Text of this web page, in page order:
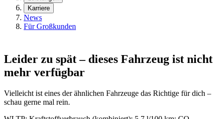
Karriere
News
Für Großkunden
Leider zu spät – dieses Fahrzeug ist nicht
mehr verfügbar
Vielleicht ist eines der ähnlichen Fahrzeuge das Richtige für dich –
schau gerne mal rein.